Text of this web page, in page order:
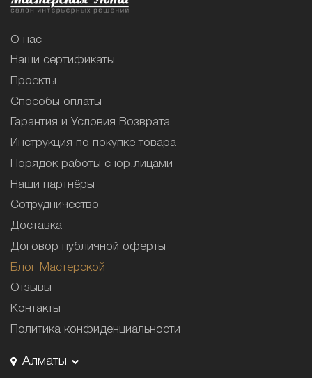
О нас
Наши сертификаты
Проекты
Способы оплаты
Гарантия и Условия Возврата
Инструкция по покупке товара
Порядок работы с юр.лицами
Наши партнёры
Сотрудничество
Доставка
Договор публичной оферты
Блог Мастерской
Отзывы
Контакты
Политика конфиденциальности
Алматы